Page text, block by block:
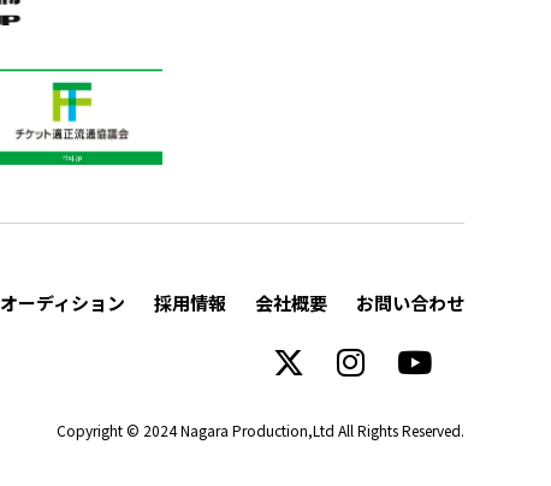
オーディション 採用情報 会社概要 お問い合わせ
Copyright © 2024 Nagara Production,Ltd All Rights Reserved.